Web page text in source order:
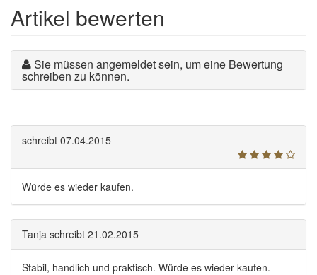
Artikel bewerten
Sie müssen angemeldet sein, um eine Bewertung
schreiben zu können.
schreibt 07.04.2015
Würde es wieder kaufen.
Tanja schreibt 21.02.2015
Stabil, handlich und praktisch. Würde es wieder kaufen.